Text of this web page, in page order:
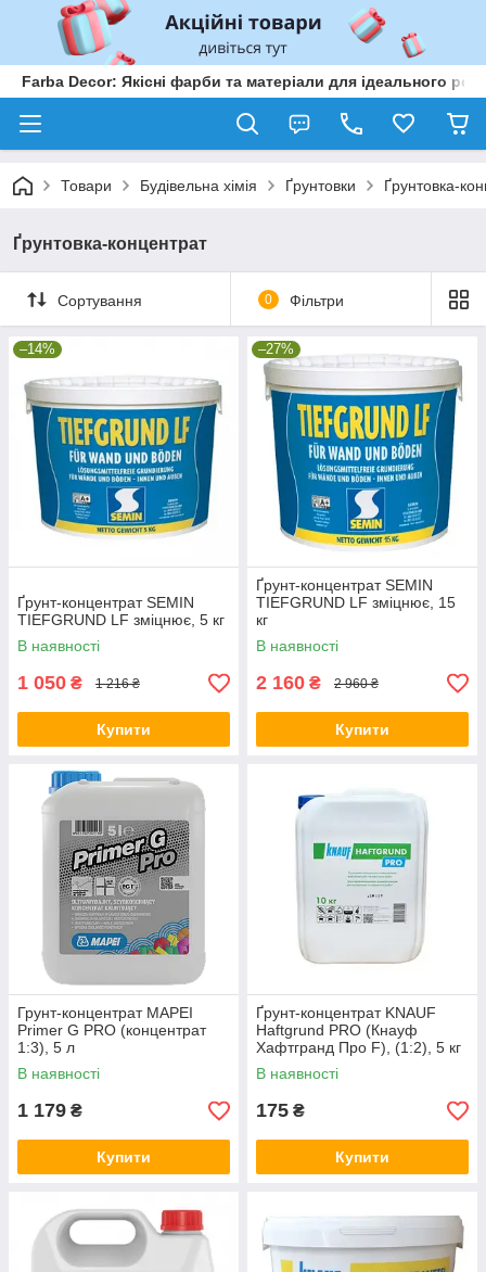
Farba Decor: Якісні фарби та матеріали для ідеального
Товари Будівельна хімія Ґрунтовки Ґрунтовка-
Ґрунтовка-концентрат
Сортування 0 Фільтри
–14%
Ґрунт-концентрат SEMIN
TIEFGRUND LF зміцнює, 5 кг
В наявності
1 050 ₴ 1 216 ₴
Купити
–27%
Ґрунт-концентрат SEMIN
TIEFGRUND LF зміцнює, 15
кг
В наявності
2 160 ₴ 2 960 ₴
Купити
Грунт-концентрат MAPEI
Primer G PRO (концентрат
1:3), 5 л
В наявності
1 179 ₴
Купити
Ґрунт-концентрат KNAUF
Haftgrund PRO (Кнауф
Хафтгранд Про F), (1:2), 5 кг
В наявності
175 ₴
Купити